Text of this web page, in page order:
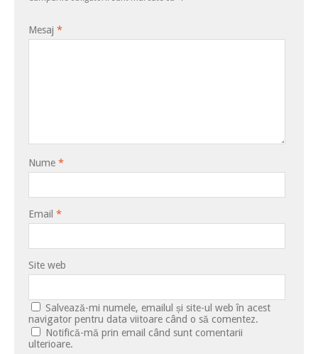
Mesaj *
Nume *
Email *
Site web
Salvează-mi numele, emailul și site-ul web în acest
navigator pentru data viitoare când o să comentez.
Notifică-mă prin email când sunt comentarii
ulterioare.